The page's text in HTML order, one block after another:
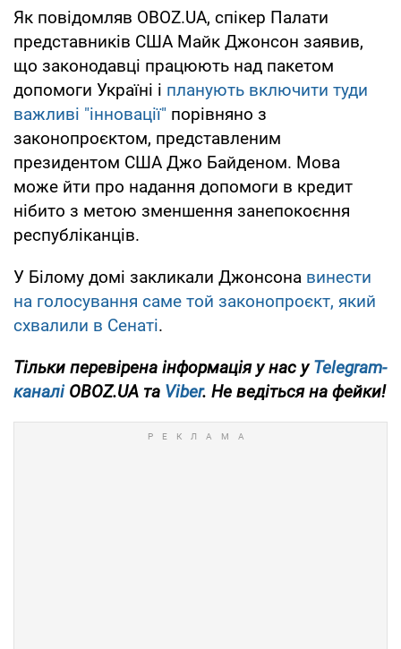
Як повідомляв OBOZ.UA, спікер Палати
представників США Майк Джонсон заявив,
що законодавці працюють над пакетом
допомоги Україні і планують включити туди
важливі "інновації" порівняно з
законопроєктом, представленим
президентом США Джо Байденом. Мова
може йти про надання допомоги в кредит
нібито з метою зменшення занепокоєння
республіканців.
У Білому домі закликали Джонсона винести
на голосування саме той законопроєкт, який
схвалили в Сенаті.
Тільки перевірена інформація у нас уTelegram-
каналіOBOZ.UA та Viber. Не ведіться на фейки!